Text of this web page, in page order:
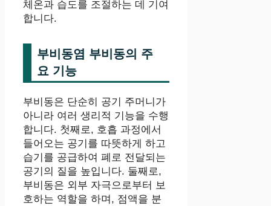
체온과 습도를 조절하는 데 기여
합니다.
부비동염 부비동의 주
요 기능
부비동은 단순히 공기 주머니가
아니라 여러 생리적 기능을 수행
합니다. 첫째로, 호흡 과정에서
들어오는 공기를 따뜻하게 하고
습기를 공급하여 폐로 전달되는
공기의 질을 높입니다. 둘째로,
부비동은 외부 자극으로부터 보
호하는 역할을 하며, 점액을 분